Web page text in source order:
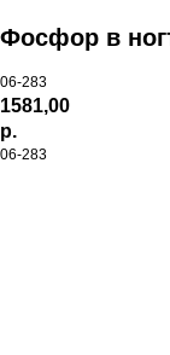
Фосфор в
06-283
1581,00
р.
06-283